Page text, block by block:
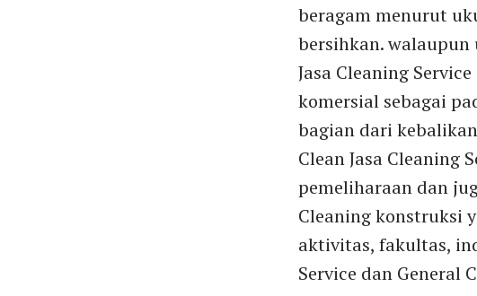
beragam menurut
bersihkan. walaupun
Jasa Cleaning
komersial sebagai
bagian dari
Clean Jasa Cleaning
pemeliharaan dan
Cleaning konstruksi
aktivitas, fakultas,
Service dan General